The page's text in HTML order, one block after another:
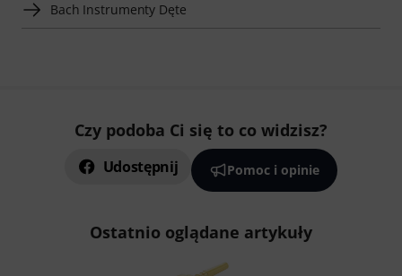
Bach Instrumenty Dęte
Czy podoba Ci się to co widzisz?
Udostępnij Pomoc i opinie
Ostatnio oglądane artykuły